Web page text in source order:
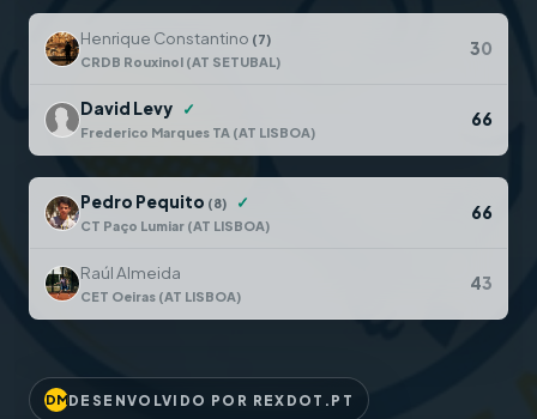
Henrique Constantino (7)
CRDB Rouxinol (AT SETUBAL)
30
David Levy ✓
Frederico Marques TA (AT LISBOA)
66
Pedro Pequito (8) ✓
CT Paço Lumiar (AT LISBOA)
66
Raúl Almeida
CET Oeiras (AT LISBOA)
43
DMDESENVOLVIDO POR REXDOT.PT